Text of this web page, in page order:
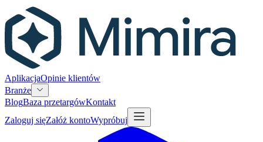
AplikacjaOpinie klientów
Branże
BlogBaza przetargówKontakt
Zaloguj sięZałóż kontoWypróbuj